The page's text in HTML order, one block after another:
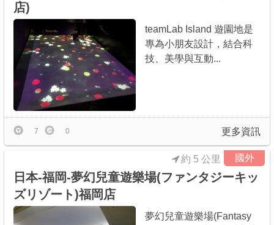
最新留言
商家合作
推薦景點
討論區
聯絡我們
APP下載
店)
teamLab Island 遊園地是
專為小朋友設計，結合科
技、美學與互動...
更多資訊
7 0
國外
約 5 公里
日本-福岡-夢幻兒童遊樂場(ファンタジーキッ
ズリゾート)福岡店
夢幻兒童遊樂場(Fantasy